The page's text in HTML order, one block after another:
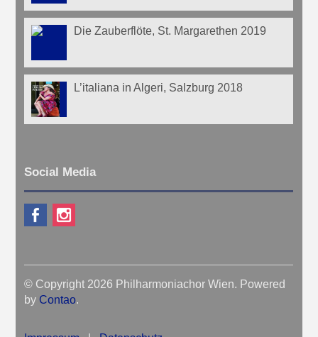
Die Zauberflöte, St. Margarethen 2019
L’italiana in Algeri, Salzburg 2018
Social Media
© Copyright 2026 Philharmoniachor Wien. Powered
by Contao.